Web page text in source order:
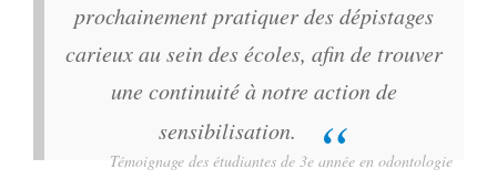
prochainement pratiquer des dépistages
carieux au sein des écoles, afin de trouver
une continuité à notre action de
sensibilisation.
Témoignage des étudiantes de 3e année en odontologie